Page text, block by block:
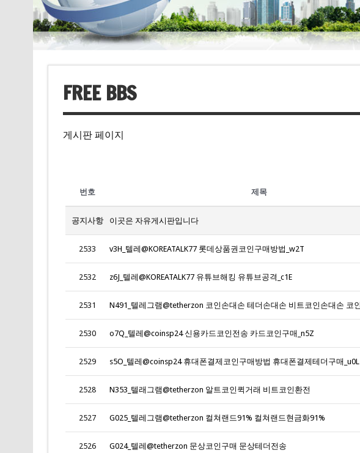
FREE BBS
게시판 페이지
번호 제목
공지사항 이곳은 자유게시판입니다
2533 v3H_텔레@KOREATALK77 롯데상품권코인구매방법_w2T
2532 z6J_텔레@KOREATALK77 유튜브해킹 유튜브공격_c1E
2531
2530 o7Q_텔레@coinsp24 신용카드코인전송 카드코인구매_n5Z
2529 s5O_텔레@coinsp24 휴대폰결제코인구매방법 휴대폰결제테더구매_u0L
2528 N353_텔래그램@tetherzon 알트코인퀵거래 비트코인환전
2527 G025_텔레그램@tetherzon 컬쳐랜드91% 컬쳐랜드현금화91%
2526 G024_텔레@tetherzon 문상코인구매 문상테더전송